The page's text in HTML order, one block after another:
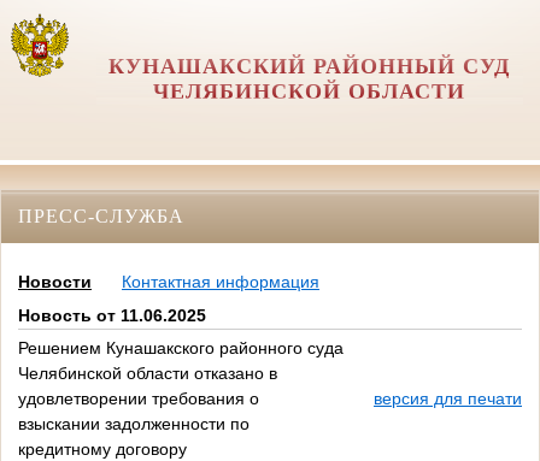
КУНАШАКСКИЙ РАЙОННЫЙ СУД
ЧЕЛЯБИНСКОЙ ОБЛАСТИ
ПРЕСС-СЛУЖБА
Новости
Контактная информация
Новость от 11.06.2025
Решением Кунашакского районного суда
Челябинской области отказано в
удовлетворении требования о
взыскании задолженности по
кредитному договору
версия для печати